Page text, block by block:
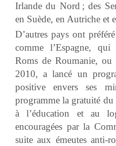
Irlande du Nord ; des
en Suède, en Autriche et
D’autres pays ont
comme l’Espagne,
Roms de Roumanie,
2010, a lancé un
positive envers ses
programme la gratuité du
à l’éducation et au
encouragées par la
suite aux émeutes anti-